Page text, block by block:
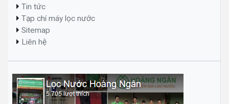
Tin tức
Tạp chí máy lọc nước
Sitemap
Liên hệ